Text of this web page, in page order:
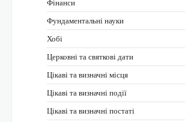
Фінанси
Фундаментальні науки
Хобі
Церковні та святкові дати
Цікаві та визначні місця
Цікаві та визначні події
Цікаві та визначні постаті